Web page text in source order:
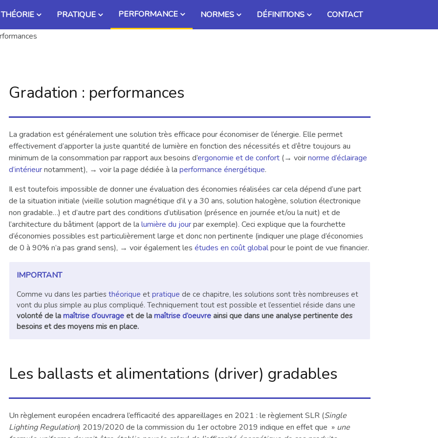
THÉORIE PRATIQUE PERFORMANCE NORMES DÉFINITIONS
CONTACT
Gradation : performances
La gradation est généralement une solution très efficace pour économiser de l’énergie. Elle permet
effectivement d’apporter la juste quantité de lumière en fonction des nécessités et d’être toujours au
minimum de la consommation par rapport aux besoins d’ergonomie et de confort (→ voirnorme d’éclairage
d’intérieurnotamment), → voir la page dédiée à la performance énergétique.
Il est toutefois impossible de donner une évaluation des économies réalisées car cela dépend d’une part
de la situation initiale (vieille solution magnétique d’il y a 30 ans, solution halogène, solution électronique
non gradable…) et d’autre part des conditions d’utilisation (présence en journée et/ou la nuit) et de
l’architecture du bâtiment (apport de la lumière du jourpar exemple). Ceci explique que la fourchette
d’économies possibles est particulièrement large et donc non pertinente (indiquer une plage d’économies
de 0 à 90% n’a pas grand sens), → voir également les études en coût globalpour le point de vue financier.
IMPORTANT
Comme vu dans les parties théorique et pratique de ce chapitre, les solutions sont très nombreuses et
vont du plus simple au plus compliqué. Techniquement tout est possible et l’essentiel réside dans une
volonté de la maîtrise d’ouvrage et de la maîtrise d’oeuvre ainsi que dans une analyse pertinente des
besoins et des moyens mis en place.
Les ballasts et alimentations (driver) gradables
Un règlement européen encadrera l’efficacité des appareillages en 2021 : le règlement SLR (Single
Lighting Regulation) 2019/2020 de la commission du 1er octobre 2019 indique en effet que » une